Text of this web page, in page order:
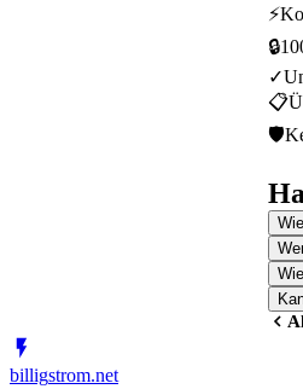
⚡
🔒
✓
📋
🛡
billigstrom.net